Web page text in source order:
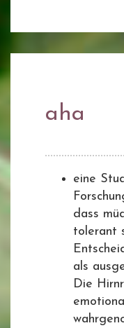
aha
eine
dass
tolerant
als
Die